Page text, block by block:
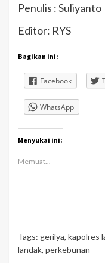
Penulis : Suliyanto
Editor: RYS
Bagikan ini:
Facebook
WhatsApp
Menyukai ini:
Memuat...
Tags: gerilya, kapolres
landak, perkebunan